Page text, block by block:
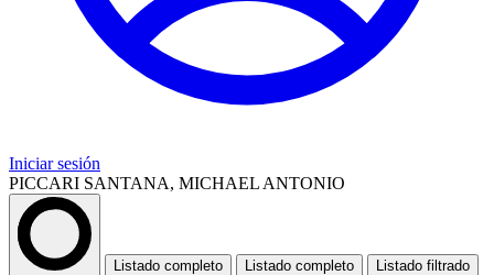
Iniciar sesión
PICCARI SANTANA, MICHAEL ANTONIO
Listado completo
Listado completo
Listado filtrado